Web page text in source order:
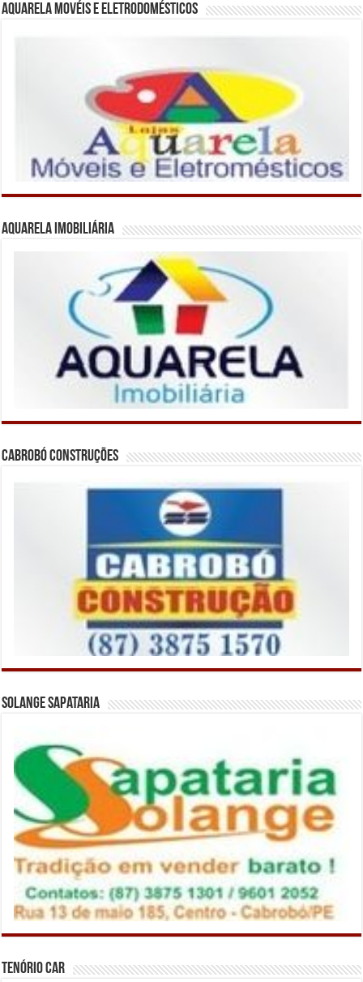
Aquarela Movéis e Eletrodomésticos
Aquarela Imobiliária
Cabrobó Construções
Solange Sapataria
Tenório Car